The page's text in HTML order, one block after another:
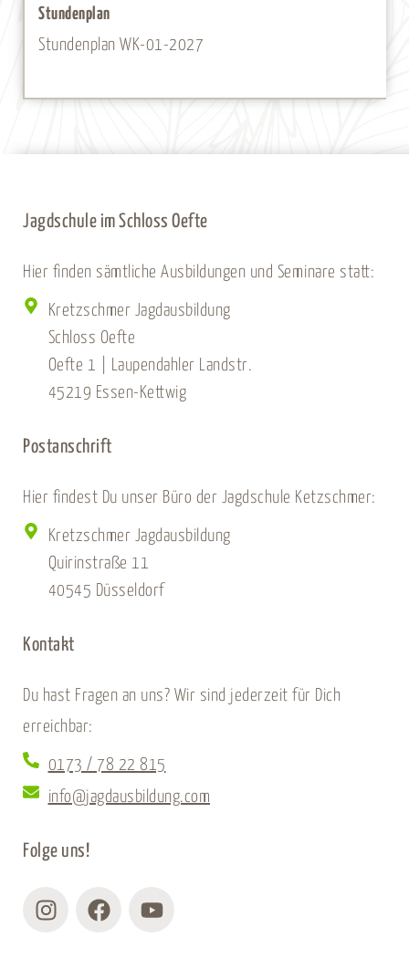
Stundenplan
Stundenplan WK-01-2027
Jagdschule im Schloss Oefte
Hier finden sämtliche Ausbildungen und Seminare statt:
Kretzschmer Jagdausbildung
Schloss Oefte
Oefte 1 | Laupendahler Landstr.
45219 Essen-Kettwig
Postanschrift
Hier findest Du unser Büro der Jagdschule Ketzschmer:
Kretzschmer Jagdausbildung
Quirinstraße 11
40545 Düsseldorf
Kontakt
Du hast Fragen an uns? Wir sind jederzeit für Dich
erreichbar:
0173 / 78 22 815
info@jagdausbildung.com
Folge uns!
InstagramFacebookYoutube